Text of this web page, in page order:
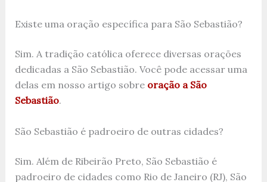
Existe uma oração específica para São Sebastião?
Sim. A tradição católica oferece diversas orações
dedicadas a São Sebastião. Você pode acessar uma
delas em nosso artigo sobre oração a São
Sebastião.
São Sebastião é padroeiro de outras cidades?
Sim. Além de Ribeirão Preto, São Sebastião é
padroeiro de cidades como Rio de Janeiro (RJ), São